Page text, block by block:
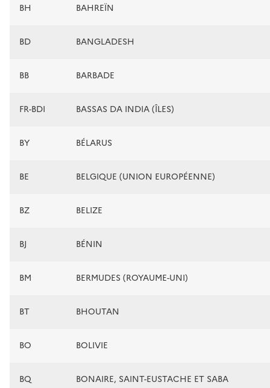
BH BAHREÏN
BD BANGLADESH
BB BARBADE
FR-BDI BASSAS DA INDIA (ÎLES)
BY BÉLARUS
BE BELGIQUE (UNION EUROPÉENNE)
BZ BELIZE
BJ BÉNIN
BM BERMUDES (ROYAUME-UNI)
BT BHOUTAN
BO BOLIVIE
BQ BONAIRE, SAINT-EUSTACHE ET SABA